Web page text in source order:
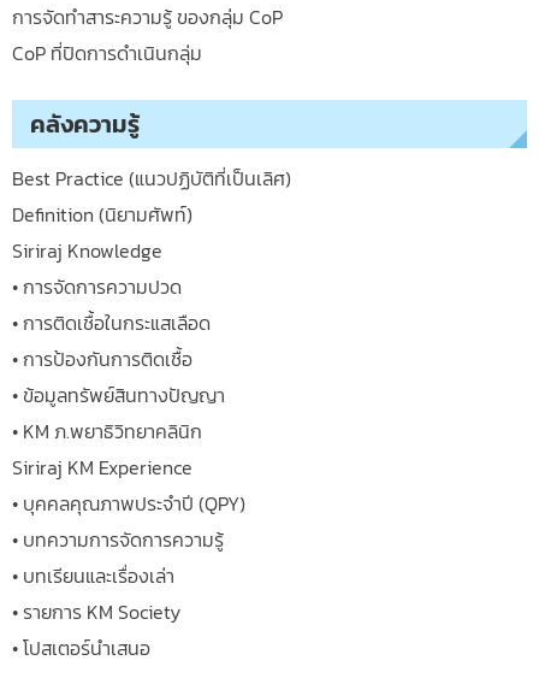
การจัดทำสาระความรู้ ของกลุ่ม CoP
CoP ที่ปิดการดำเนินกลุ่ม
คลังความรู้
Best Practice (แนวปฏิบัติที่เป็นเลิศ)
Definition (นิยามศัพท์)
Siriraj Knowledge
• การจัดการความปวด
• การติดเชื้อในกระแสเลือด
• การป้องกันการติดเชื้อ
• ข้อมูลทรัพย์สินทางปัญญา
• KM ภ.พยาธิวิทยาคลินิก
Siriraj KM Experience
• บุคคลคุณภาพประจำปี (QPY)
• บทความการจัดการความรู้
• บทเรียนและเรื่องเล่า
• รายการ KM Society
• โปสเตอร์นำเสนอ